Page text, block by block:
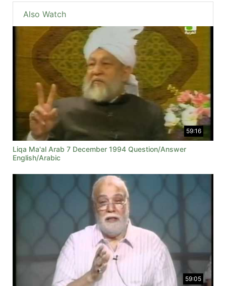
Also Watch
59:16
Liqa Ma'al Arab 7 December 1994 Question/Answer
English/Arabic
59:05